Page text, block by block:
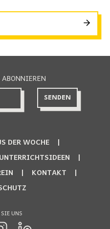
DER WOCHE
UNTERRICHTSIDEEN
KONTAKT
UNS